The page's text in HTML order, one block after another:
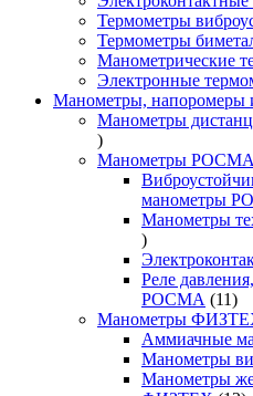
Термометры
Термометры
Манометрические
Электронные
Манометры, напоромеры
Манометры
9
товаров
Манометры РОСМА
манометры
Манометры
521
товар
Реле
РОСМА
1111
Манометры
Аммиачные
Манометры
Манометры